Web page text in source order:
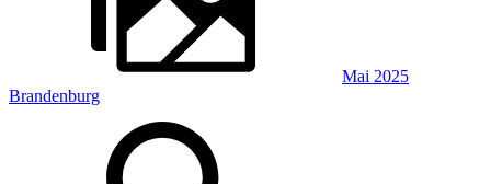
Mai 2025
Brandenburg